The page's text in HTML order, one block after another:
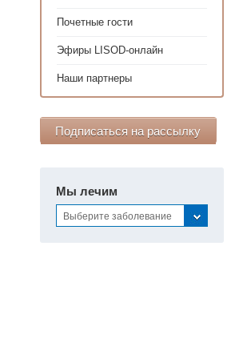
Почетные гости
Эфиры LISOD-онлайн
Наши партнеры
Подписаться на рассылку
Мы лечим
Выберите заболевание